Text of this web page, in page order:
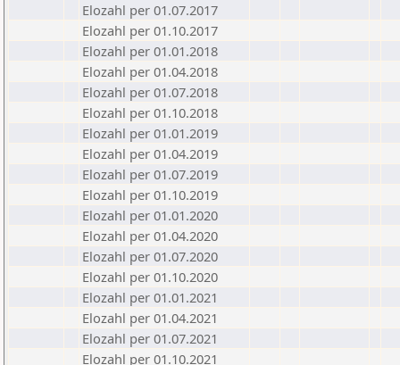
Elozahl per 01.07.2017
Elozahl per 01.10.2017
Elozahl per 01.01.2018
Elozahl per 01.04.2018
Elozahl per 01.07.2018
Elozahl per 01.10.2018
Elozahl per 01.01.2019
Elozahl per 01.04.2019
Elozahl per 01.07.2019
Elozahl per 01.10.2019
Elozahl per 01.01.2020
Elozahl per 01.04.2020
Elozahl per 01.07.2020
Elozahl per 01.10.2020
Elozahl per 01.01.2021
Elozahl per 01.04.2021
Elozahl per 01.07.2021
Elozahl per 01.10.2021